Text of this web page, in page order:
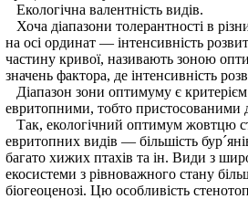
Екологічна валентність видів.
Хоча діапазони толерантності в
на осі ординат — інтенсивність
частину кривої, називають зоною
значень фактора, де інтенсивність
Діапазон зони оптимуму є
евритопними, тобто пристосованими
Так, екологічний оптимум жовтцю
евритопних видів — більшість
багато хижих птахів та ін. Види з
екосистеми з рівноважного стану
біогеоценозі. Цю особливість